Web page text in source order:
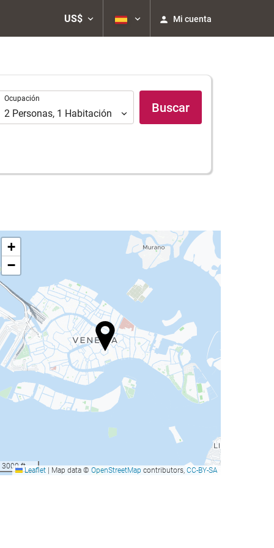
US$ Mi cuenta
Ocupación
Ocupación
2 Personas, 1 Habitación Buscar
+
−
3000 ftLeaflet Map data © OpenStreetMap contributors, CC-BY-SA